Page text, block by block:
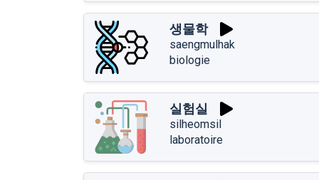
생물학
saengmulhak
biologie
실험실
silheomsil
laboratoire